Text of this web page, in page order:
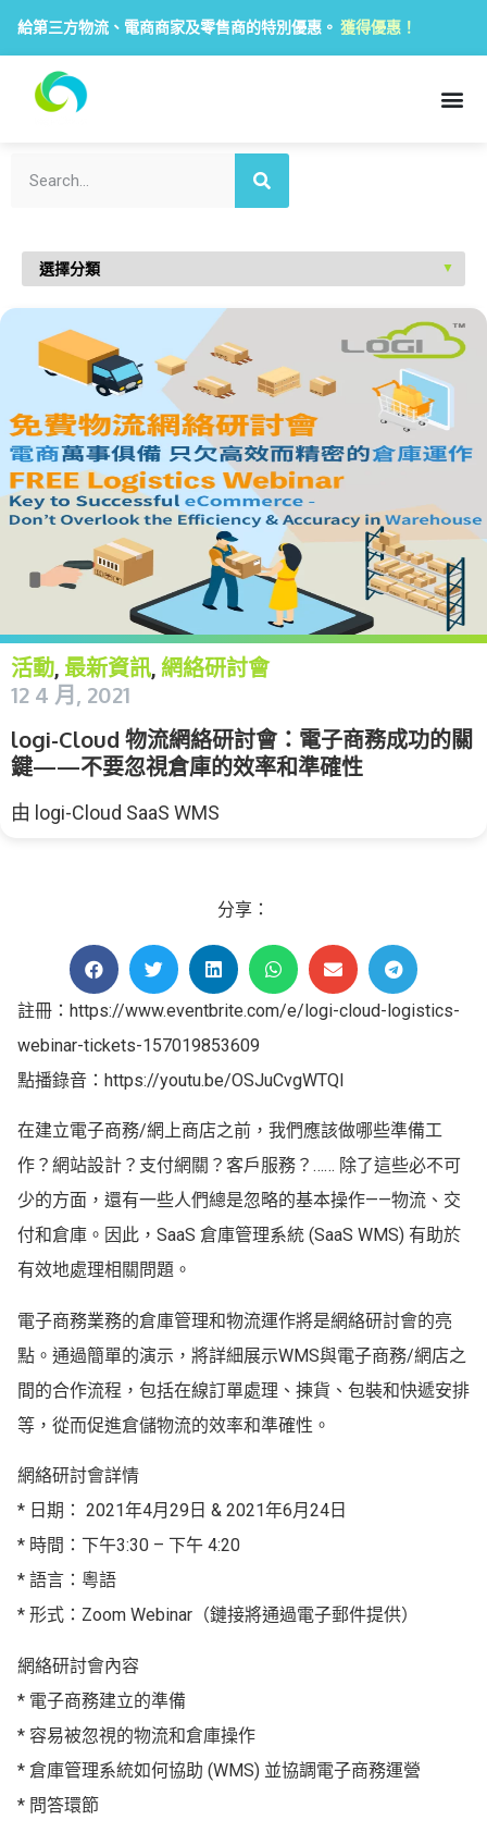
給第三方物流、電商商家及零售商的特別優惠。 獲得優惠！
活動, 最新資訊, 網絡研討會
12 4 月, 2021
logi-Cloud 物流網絡研討會：電子商務成功的關
鍵——不要忽視倉庫的效率和準確性
由 logi-Cloud SaaS WMS
註冊：https://www.eventbrite.com/e/logi-cloud-logistics-
webinar-tickets-157019853609
點播錄音：https://youtu.be/OSJuCvgWTQI
在建立電子商務/網上商店之前，我們應該做哪些準備工
作？網站設計？支付網關？客戶服務？…… 除了這些必不可
少的方面，還有一些人們總是忽略的基本操作——物流、交
付和倉庫。因此，SaaS 倉庫管理系統 (SaaS WMS) 有助於
有效地處理相關問題。
電子商務業務的倉庫管理和物流運作將是網絡研討會的亮
點。通過簡單的演示，將詳細展示WMS與電子商務/網店之
間的合作流程，包括在線訂單處理、揀貨、包裝和快遞安排
等，從而促進倉儲物流的效率和準確性。
網絡研討會詳情
* 日期： 2021年4月29日 & 2021年6月24日
* 時間：下午3:30 – 下午 4:20
* 語言：粵語
* 形式：Zoom Webinar（鏈接將通過電子郵件提供）
網絡研討會內容
* 電子商務建立的準備
* 容易被忽視的物流和倉庫操作
* 倉庫管理系統如何協助 (WMS) 並協調電子商務運營
* 問答環節
分享：